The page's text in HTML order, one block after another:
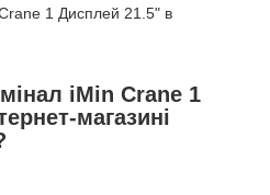
1 Дисплей 21.5" в
iMin Crane 1
магазині